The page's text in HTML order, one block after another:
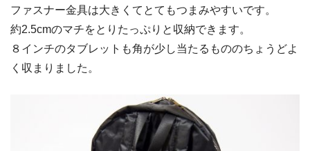
ファスナー金具は大きくてとてもつまみやすいです。
約2.5cmのマチをとりたっぷりと収納できます。
８インチのタブレットも角が少し当たるもののちょうどよ
く収まりました。